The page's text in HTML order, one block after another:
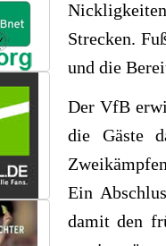
Strecken.
und die
Der VfB
die Gäste
Ein
damit den